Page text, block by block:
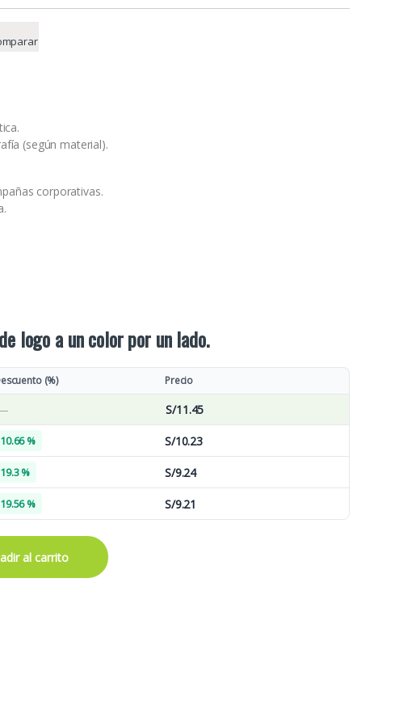
(según material).
corporativas.
logo a un color por un lado.
(%) Precio
S/11.45
10.66 % S/10.23
19.3 % S/9.24
19.56 % S/9.21
NEGRO quantity
al carrito